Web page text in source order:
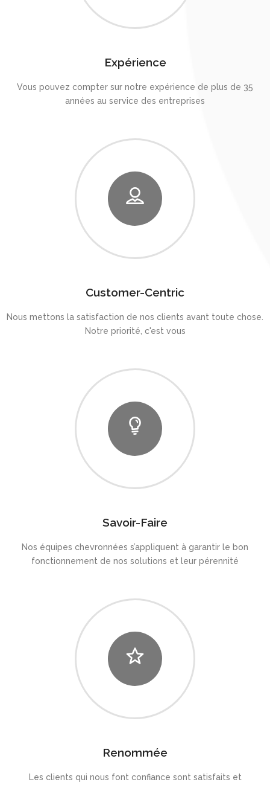
Expérience
Vous pouvez compter sur notre expérience de plus de 35
années au service des entreprises
Customer-Centric
Nous mettons la satisfaction de nos clients avant toute chose.
Notre priorité, c'est vous
Savoir-Faire
Nos équipes chevronnées s’appliquent à garantir le bon
fonctionnement de nos solutions et leur pérennité
Renommée
Les clients qui nous font confiance sont satisfaits et